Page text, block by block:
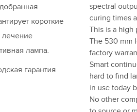
короткие
лечение
лампа.
гарантия
spectral
curing times
This is a high
The 530 mm
factory
Smart
hard to find
in use today
No other